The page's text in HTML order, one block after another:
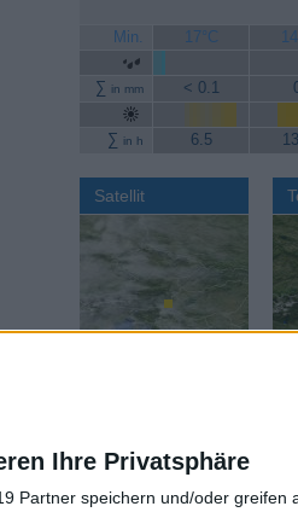
Ihre Privatsphäre
Partner speichern und/oder
Min. 17°C
∑ in mm < 0.1
∑ in h 6.5
Satellit
Aktuelles Wetter: